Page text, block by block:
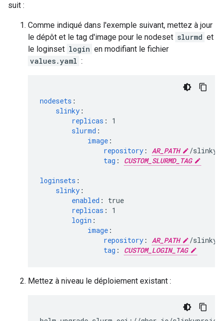
suit :
Comme indiqué dans l'exemple suivant, mettez à jour
le dépôt et le tag d'image pour le nodeset slurmd et
le loginset login en modifiant le fichier
values.yaml :
nodesets :
slinky :
replicas :
1
slurmd :
image :
repository : AR_PATH
tag : CUSTOM_SLURMD_TAG
loginsets :
slinky :
enabled :
true
replicas :
1
login :
image :
repository : AR_PATH
tag : CUSTOM_LOGIN_TAG
Mettez à niveau le déploiement existant :